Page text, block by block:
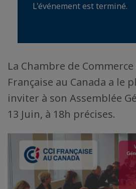
L'événement est terminé.
La Chambre de
Française au Canada a le
inviter à son Assemblée
13 Juin, à 18h précises.